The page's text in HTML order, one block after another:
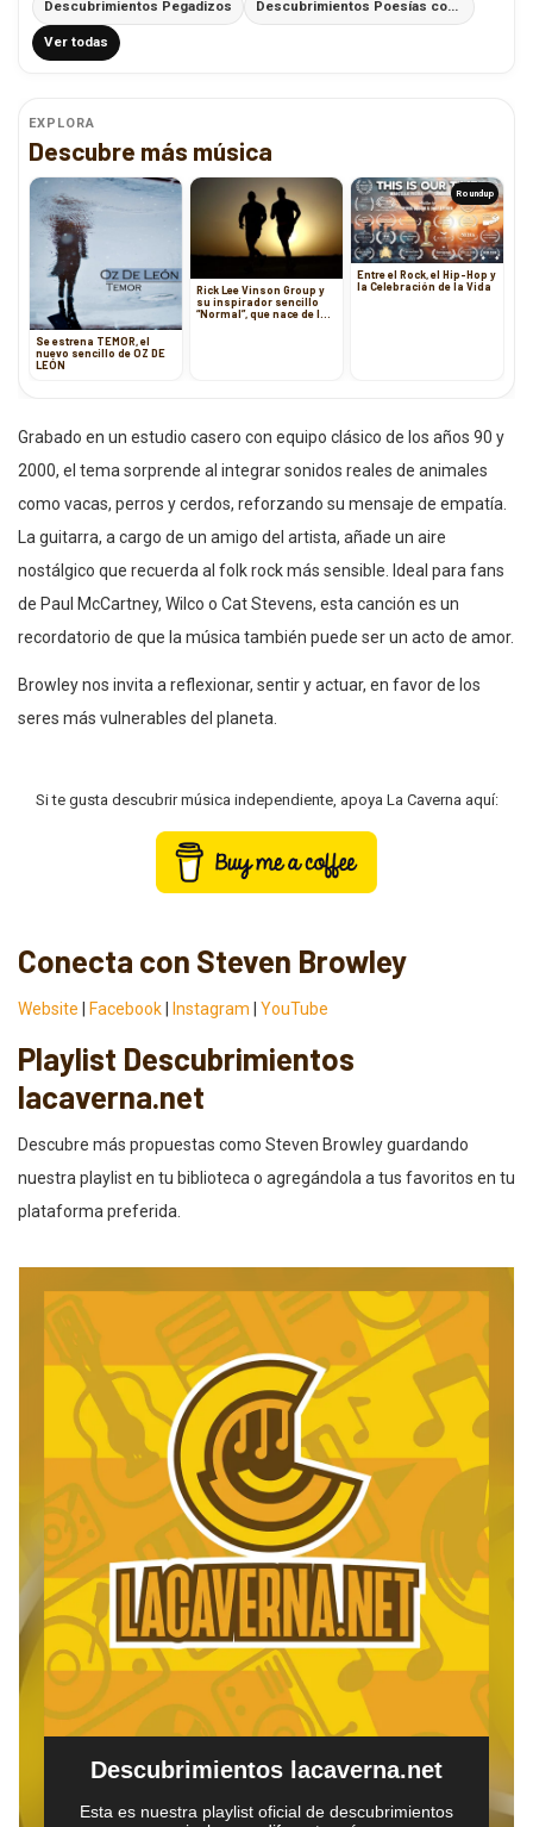
Descubrimientos Pegadizos Descubrimientos Poesías con Ritmo
Ver todas
EXPLORA
Descubre más música
Se estrena TEMOR, el
nuevo sencillo de OZ DE
LEÓN
Rick Lee Vinson Group y
su inspirador sencillo
“Normal”, que nace de la
Roundup
Entre el Rock, el Hip-Hop y
la Celebración de la Vida
Grabado en un estudio casero con equipo clásico de los años 90 y
2000, el tema sorprende al integrar sonidos reales de animales
como vacas, perros y cerdos, reforzando su mensaje de empatía.
La guitarra, a cargo de un amigo del artista, añade un aire
nostálgico que recuerda al folk rock más sensible. Ideal para fans
de Paul McCartney, Wilco o Cat Stevens, esta canción es un
recordatorio de que la música también puede ser un acto de amor.
Browley nos invita a reflexionar, sentir y actuar, en favor de los
seres más vulnerables del planeta.
Si te gusta descubrir música independiente, apoya La Caverna aquí:
Conecta con Steven Browley
Website Facebook Instagram YouTube
Playlist Descubrimientos
lacaverna.net
Descubre más propuestas como Steven Browley guardando
nuestra playlist en tu biblioteca o agregándola a tus favoritos en tu
plataforma preferida.